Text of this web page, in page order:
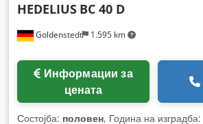
Goldenstedt 1.595 km
HEDELIUS BC 40 D
цената
Состојба: половен, Година на изградба: